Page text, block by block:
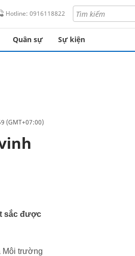
Hotline: 0916118822
Quân sự Sự kiện
(GMT+07:00)
sắc được
Môi trường